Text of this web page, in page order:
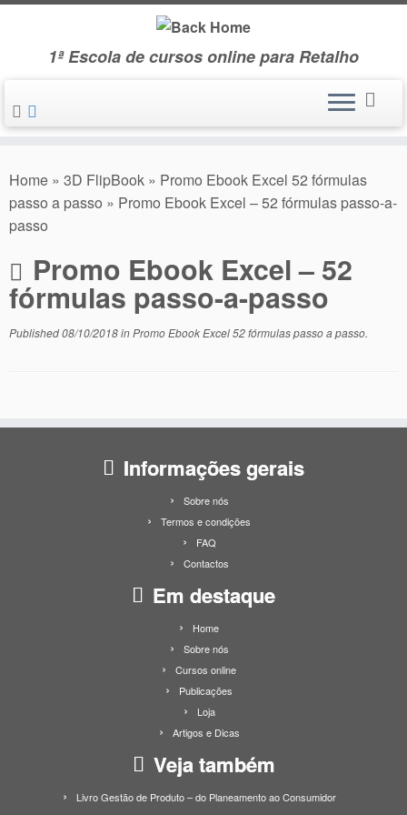
Skip
1ª Escola de cursos online para Retalho
Home » 3D FlipBook » Promo Ebook Excel 52 fórmulas
passo a passo » Promo Ebook Excel – 52 fórmulas passo-a-
passo
Promo Ebook Excel – 52
fórmulas passo-a-passo
Published08/10/2018inPromo Ebook Excel 52 fórmulas passo a passo.
Informações gerais
Sobre nós
Termos e condições
FAQ
Contactos
Em destaque
Home
Sobre nós
Cursos online
Publicações
Loja
Artigos e Dicas
Veja também
Livro Gestão de Produto – do Planeamento ao Consumidor